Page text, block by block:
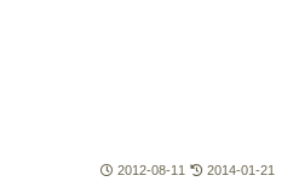
2012-08-11 2014-01-21